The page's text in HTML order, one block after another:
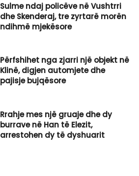
Sulme ndaj policëve në Vushtrri
dhe Skenderaj, tre zyrtarë morën
ndihmë mjekësore
Përfshihet nga zjarri një objekt në
Klinë, digjen automjete dhe
pajisje bujqësore
Rrahje mes një gruaje dhe dy
burrave në Han të Elezit,
arrestohen dy të dyshuarit